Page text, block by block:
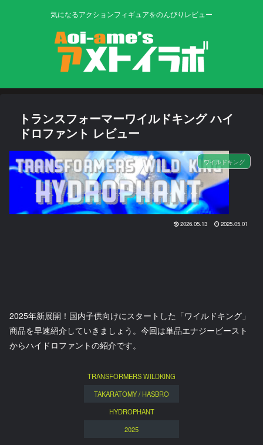
気になるアクションフィギュアをのんびりレビュー
トランスフォーマーワイルドキング ハイ
ドロファント レビュー
ワイルドキング
2026.05.13 2025.05.01
2025年新展開！国内子供向けにスタートした「ワイルドキング」
商品を早速紹介していきましょう。今回は単品エナジービースト
からハイドロファントの紹介です。
TRANSFORMERS WILDKING
TAKARATOMY / HASBRO
HYDROPHANT
2025